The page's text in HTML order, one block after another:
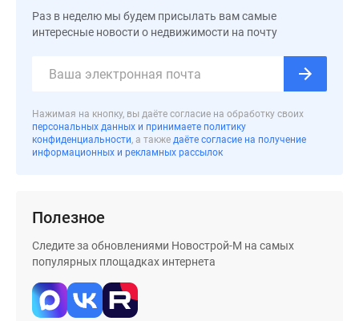
Программа
реновации
премиум-
класса
Новостройки
Рассрочка
ипотека
коттеджи
Раз в неделю мы будем присылать вам самые
интересные новости о недвижимости на почту
Нажимая на кнопку, вы даёте согласие на обработку своих
персональных данных и принимаете политику
конфиденциальности, а также даёте согласие на получение
информационных и рекламных рассылок
Полезное
Следите за обновлениями Новострой-М на самых
популярных площадках интернета